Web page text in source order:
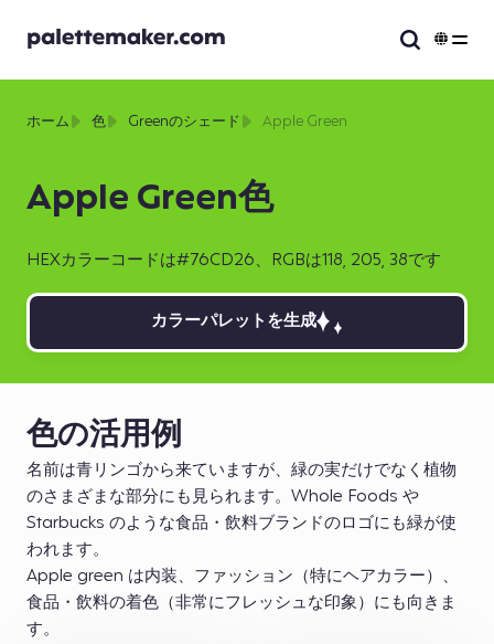
Apple Green色
HEXカラーコードは#76CD26、RGBは118, 205, 38です
ホーム 色 Greenのシェード Apple Green
カラーパレットを生成
色の活用例
名前は青リンゴから来ていますが、緑の実だけでなく植物
のさまざまな部分にも見られます。Whole Foods や
Starbucks のような食品・飲料ブランドのロゴにも緑が使
われます。
Apple green は内装、ファッション（特にヘアカラー）、
食品・飲料の着色（非常にフレッシュな印象）にも向きま
す。